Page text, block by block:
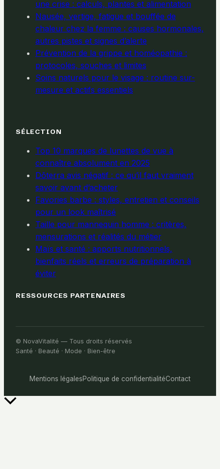
une crise : calculs, plantes et alimentation
Nausée, vertige, fatigue et bouffée de
chaleur chez la femme : causes hormonales,
autres pistes et signes d’alerte
Prévention de la grippe et homéopathie :
protocoles, souches et limites
Soins naturels pour le visage : routine sur-
mesure et actifs essentiels
SÉLECTION
Top 10 marques de lunettes de vue à
connaître absolument en 2025
Dōterra avis négatif : ce qu’il faut vraiment
savoir avant d’acheter
Favories barbe : styles, entretien et conseils
pour un look maîtrisé
Taille pour mannequin homme : critères,
mensurations et réalités du métier
Maïs et santé : apports nutritionnels,
bienfaits réels et erreurs de préparation à
éviter
RESSOURCES PARTENAIRES
© NovaVitalité — Tous droits réservés
Santé · Beauté · Mode · Bien-être
Mentions légalesPolitique de confidentialitéContact